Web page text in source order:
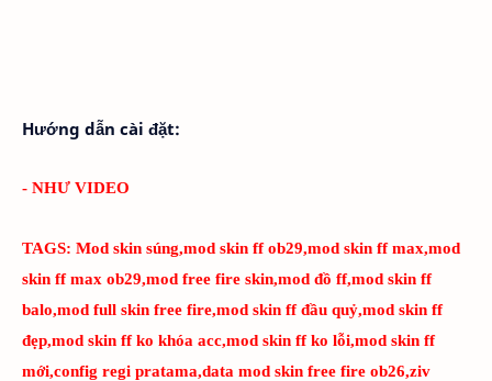
Hướng dẫn cài đặt:
- NHƯ VIDEO
TAGS: Mod skin súng,mod skin ff ob29,mod skin ff max,mod
skin ff max ob29,mod free fire skin,mod đồ ff,mod skin ff
balo,mod full skin free fire,mod skin ff đầu quỷ,mod skin ff
đẹp,mod skin ff ko khóa acc,mod skin ff ko lỗi,mod skin ff
mới,config regi pratama,data mod skin free fire ob26,ziv